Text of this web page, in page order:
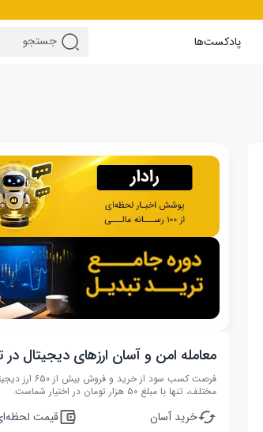
پادکست‌ها
معامله امن و آسان ارزهای دیجیتال در
فرصت کسب سود از خرید و فروش بیش از
مختلف، تنها با مبلغ ۵۰ هزار تومان در اختیار شماست.
خرید آسان
قیمت